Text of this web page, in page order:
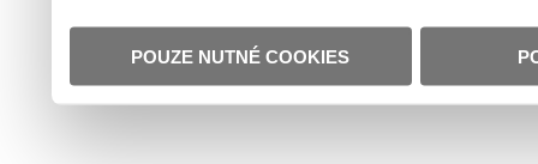
POUZE NUTNÉ COOKIES